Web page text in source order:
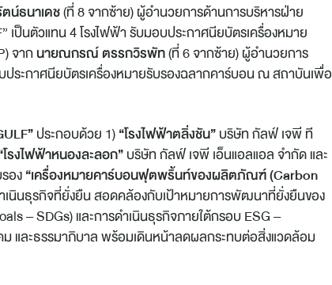
น์ธนาเดช(ที่ 8 จากซ้าย) ผู้อำนวยการด้านการบริหารฝ่าย
ป็นตัวแทน 4 โรงไฟฟ้า รับมอบประกาศนียบัตรเครื่องหมาย
จากนายณกรณ์ ตรรกวิรพัท(ที่ 6 จากซ้าย) ผู้อำนวยการ
ระกาศนียบัตรเครื่องหมายรับรองฉลากคาร์บอน ณ สถาบันเพื่อ
ประกอบด้วย 1)“โรงไฟฟ้าตลิ่งชัน”บริษัท กัลฟ์ เจพี ที
โรงไฟฟ้าหนองละลอก”บริษัท กัลฟ์ เจพี เอ็นแอลแอล จำกัด และ
อง“เครื่องหมายคาร์บอนฟุตพริ้นท์ของผลิตภัณฑ์ (Carbon
เนินธุรกิจที่ยั่งยืน สอดคล้องกับเป้าหมายการพัฒนาที่ยั่งยืนของ
– SDGs) และการดำเนินธุรกิจภายใต้กรอบ ESG –
และธรรมาภิบาล พร้อมเดินหน้าลดผลกระทบต่อสิ่งแวดล้อม